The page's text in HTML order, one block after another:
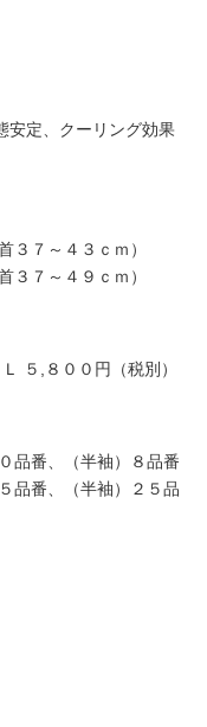
安定、クーリング効果
３７～４３ｃｍ）
３７～４９ｃｍ）
５,８００円（税別）
品番、（半袖）８品番
品番、（半袖）２５品